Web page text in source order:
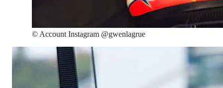
© Account Instagram @gwenlagrue